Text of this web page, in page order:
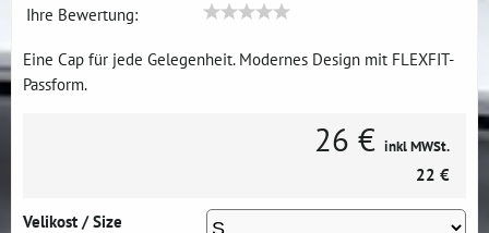
Ihre Bewertung:
Eine Cap für jede Gelegenheit. Modernes Design mit FLEXFIT-
Passform.
26 € inkl MWSt.
22 €
Velikost / Size